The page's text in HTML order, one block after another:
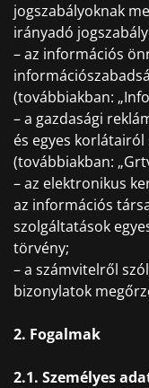
jogszabályoknak
irányadó
– az információs
(továbbiakban:
– a gazdasági
és egyes korlátairól
(továbbiakban:
– az elektronikus
az információs
szolgáltatások
törvény;
– a számvitelről
bizonylatok
2. Fogalmak
2.1. Személyes